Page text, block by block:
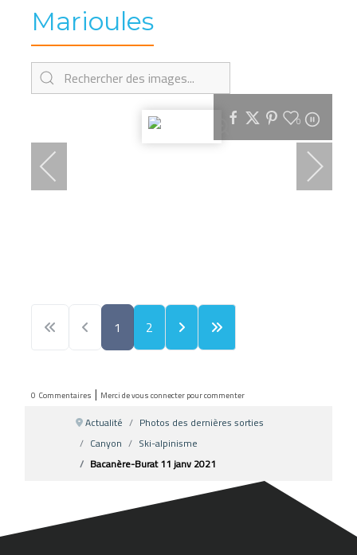
Marioules
0
1 2
0 Commentaires | Merci de vous connecter pour commenter
Actualité
Photos des dernières sorties
Canyon
Ski-alpinisme
Bacanère-Burat 11 janv 2021